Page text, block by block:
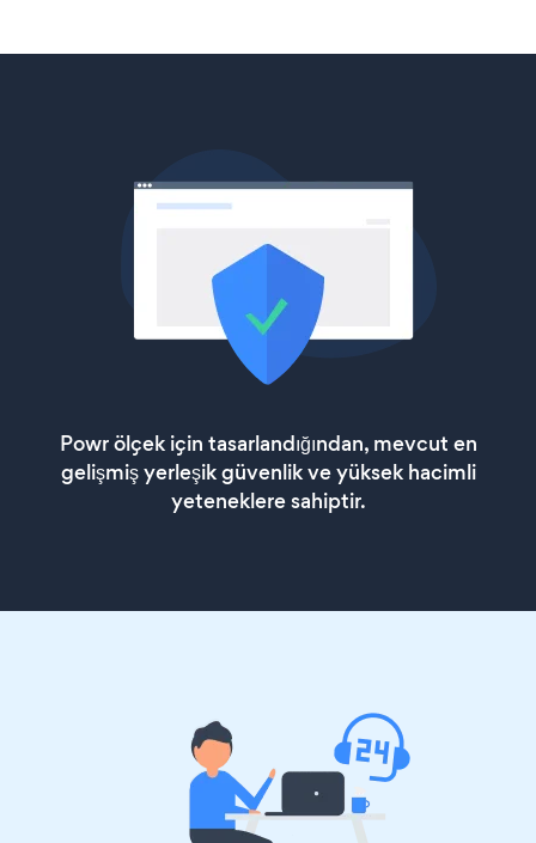
Powr ölçek için tasarlandığından, mevcut en
gelişmiş yerleşik güvenlik ve yüksek hacimli
yeteneklere sahiptir.